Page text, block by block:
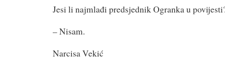
Jesi li najmlađi predsjednik Ogranka u
– Nisam.
Narcisa Vekić